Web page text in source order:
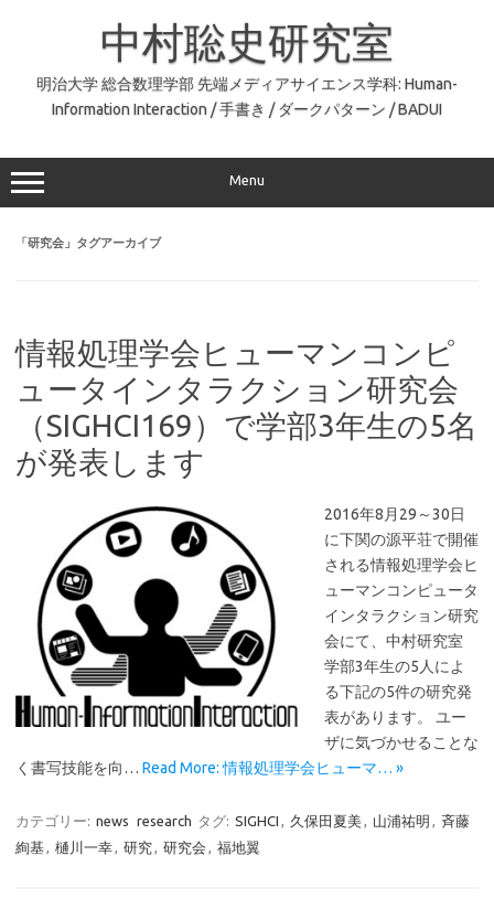
中村聡史研究室
明治大学 総合数理学部 先端メディアサイエンス学科: Human-
Information Interaction / 手書き / ダークパターン / BADUI
Menu
「研究会 」タグアーカイブ
情報処理学会ヒューマンコンピ
ュータインタラクション研究会
（SIGHCI169）で学部3年生の5名
が発表します
2016年8月29～30日
に下関の源平荘で開催
される情報処理学会ヒ
ューマンコンピュータ
インタラクション研究
会にて、中村研究室
学部3年生の5人によ
る下記の5件の研究発
表があります。 ユー
ザに気づかせることな
く書写技能を向… Read More: 情報処理学会ヒューマ… »
カテゴリー: news research タグ: SIGHCI , 久保田夏美, 山浦祐明 , 斉藤
絢基, 樋川一幸, 研究, 研究会 , 福地翼